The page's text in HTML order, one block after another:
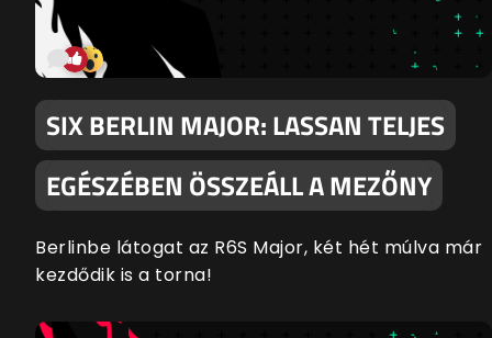
SIX BERLIN MAJOR: LASSAN TELJES
EGÉSZÉBEN ÖSSZEÁLL A MEZŐNY
Berlinbe látogat az R6S Major, két hét múlva már
kezdődik is a torna!